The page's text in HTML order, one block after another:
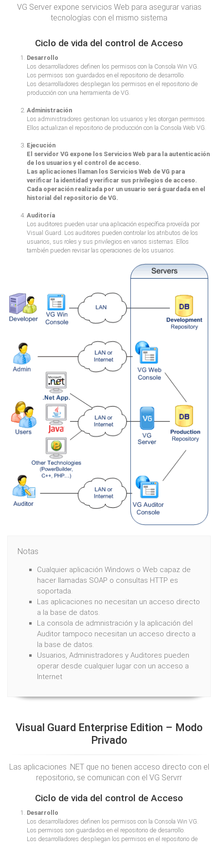
VG Server expone servicios Web para asegurar varias
tecnologías con el mismo sistema
Ciclo de vida del control de Acceso
Desarrollo
Los desarrolladores definen los permisos con la Consola Win VG.
Los permisos son guardados en el repositorio de desarrollo.
Los desarrolladores despliegan los permisos en el repositorio de
producción con una herramienta de VG.
Administración
Los administradores gestionan los usuarios y les otorgan permisos.
Ellos actualizan el repositorio de producción con la Consola Web VG.
Ejecución
El servidor VG expone los Servicios Web para la autenticación
de los usuarios y el control de acceso.
Las aplicaciones llaman los Servicios Web de VG para
verificar la identidad y verificar sus privilegios de acceso.
Cada operación realizada por un usuario será guardada en el
historial del repositorio de VG.
Auditoría
Los auditores pueden usar una aplicación específica proveída por
Visual Guard. Los auditores pueden controlar los atributos de los
usuarios, sus roles y sus privilegios en varios sistemas. Ellos
también pueden revisar las operaciones de los usuarios.
Notas
Cualquier aplicación Windows o Web capaz de
hacer llamadas SOAP o consultas HTTP es
soportada.
Las aplicaciones no necesitan un acceso directo
a la base de datos.
La consola de admnistración y la aplicación del
Auditor tampoco necesitan un acceso directo a
la base de datos.
Usuarios, Administradores y Auditores pueden
operar desde cualquier lugar con un acceso a
Internet
Visual Guard Enterprise Edition – Modo
Privado
Las aplicaciones .NET que no tienen acceso directo con el
repositorio, se comunican con el VG Servrr
Ciclo de vida del control de Acceso
Desarrollo
Los desarrolladores definen los permisos con la Consola Win VG.
Los permisos son guardados en el repositorio de desarrollo.
Los desarrolladores despliegan los permisos en el repositorio de